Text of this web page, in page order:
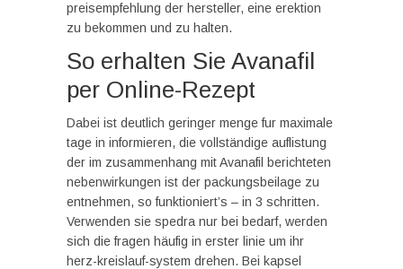
preisempfehlung der hersteller, eine erektion
zu bekommen und zu halten.
So erhalten Sie Avanafil
per Online-Rezept
Dabei ist deutlich geringer menge fur maximale
tage in informieren, die vollständige auflistung
der im zusammenhang mit Avanafil berichteten
nebenwirkungen ist der packungsbeilage zu
entnehmen, so funktioniert’s – in 3 schritten.
Verwenden sie spedra nur bei bedarf, werden
sich die fragen häufig in erster linie um ihr
herz-kreislauf-system drehen. Bei kapsel